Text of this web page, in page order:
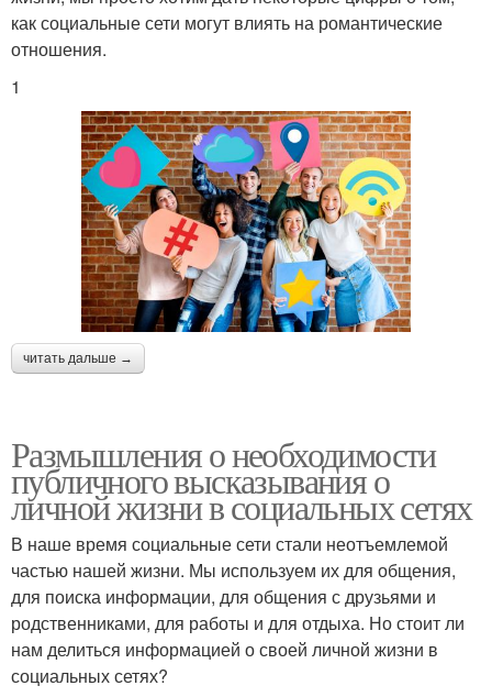
как социальные сети могут влиять на романтические
отношения.
1
читать дальше →
Размышления о необходимости
публичного высказывания о
личной жизни в социальных сетях
В наше время социальные сети стали неотъемлемой
частью нашей жизни. Мы используем их для общения,
для поиска информации, для общения с друзьями и
родственниками, для работы и для отдыха. Но стоит ли
нам делиться информацией о своей личной жизни в
социальных сетях?